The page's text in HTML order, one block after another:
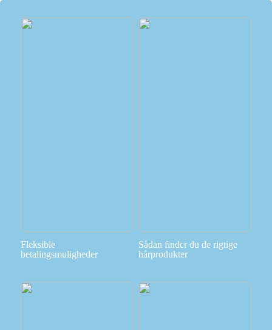
Fleksible
betalingsmuligheder
Sådan finder du de rigtige
hårprodukter